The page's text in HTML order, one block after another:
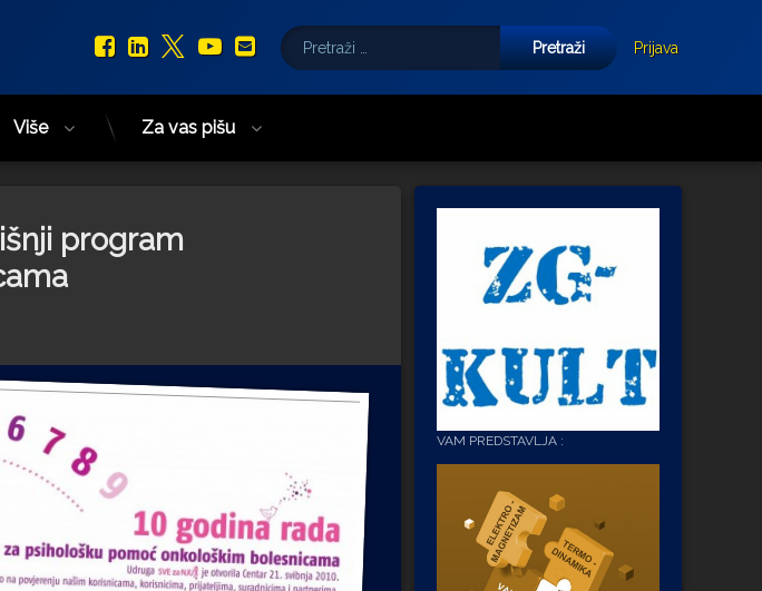
Facebook
LinkedIn
X.com
YouTube
E-mail
Pretraži:
Prijava
Više Za vas pišu
program
VAM PREDSTAVLJA :